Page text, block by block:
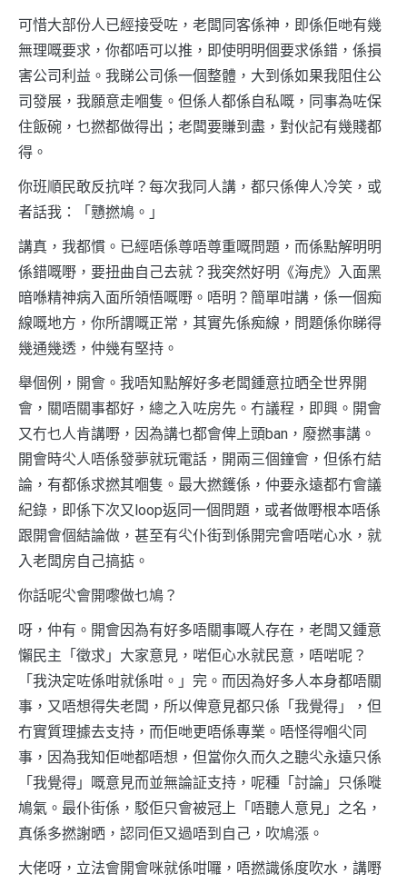
可惜大部份人已經接受咗，老闆同客係神，即係佢哋有幾
無理嘅要求，你都唔可以推，即使明明個要求係錯，係損
害公司利益。我睇公司係一個整體，大到係如果我阻住公
司發展，我願意走嗰隻。但係人都係自私嘅，同事為咗保
住飯碗，乜撚都做得出；老闆要賺到盡，對伙記有幾賤都
得。
你班順民敢反抗咩？每次我同人講，都只係俾人冷笑，或
者話我：「戇撚鳩。」
講真，我都慣。已經唔係尊唔尊重嘅問題，而係點解明明
係錯嘅嘢，要扭曲自己去就？我突然好明《海虎》入面黑
暗喺精神病入面所領悟嘅嘢。唔明？簡單咁講，係一個痴
線嘅地方，你所謂嘅正常，其實先係痴線，問題係你睇得
幾通幾透，仲幾有堅持。
舉個例，開會。我唔知點解好多老闆鍾意拉晒全世界開
會，關唔關事都好，總之入咗房先。冇議程，即興。開會
又冇乜人肯講嘢，因為講乜都會俾上頭ban，廢撚事講。
開會時尐人唔係發夢就玩電話，開兩三個鐘會，但係冇結
論，有都係求撚其嗰隻。最大撚鑊係，仲要永遠都冇會議
紀錄，即係下次又loop返同一個問題，或者做嘢根本唔係
跟開會個結論做，甚至有尐仆街到係開完會唔啱心水，就
入老闆房自己搞掂。
你話呢尐會開嚟做乜鳩？
呀，仲有。開會因為有好多唔關事嘅人存在，老闆又鍾意
懶民主「徵求」大家意見，啱佢心水就民意，唔啱呢？
「我決定咗係咁就係咁。」完。而因為好多人本身都唔關
事，又唔想得失老闆，所以俾意見都只係「我覺得」，但
冇實質理據去支持，而佢哋更唔係專業。唔怪得嗰尐同
事，因為我知佢哋都唔想，但當你久而久之聽尐永遠只係
「我覺得」嘅意見而並無論証支持，呢種「討論」只係嘥
鳩氣。最仆街係，駁佢只會被冠上「唔聽人意見」之名，
真係多撚謝晒，認同佢又過唔到自己，吹鳩漲。
大佬呀，立法會開會咪就係咁囉，唔撚識係度吹水，講嘢